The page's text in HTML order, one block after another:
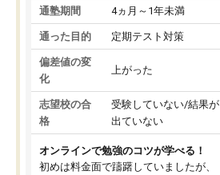
通塾期間 4ヵ月～1年未満
通った目的 定期テスト対策
偏差値の変
化
上がった
志望校の合
格
受験していない/結果が
出ていない
オンラインで勉強のコツが学べる！
初めは料金面で躊躇していましたが、